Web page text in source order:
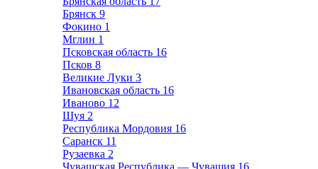
Брянск 9
Фокино 1
Мглин 1
Псковская область 16
Псков 8
Великие Луки 3
Ивановская область 16
Иваново 12
Шуя 2
Республика Мордовия 16
Саранск 11
Рузаевка 2
Чувашская Республика — Чувашия 16